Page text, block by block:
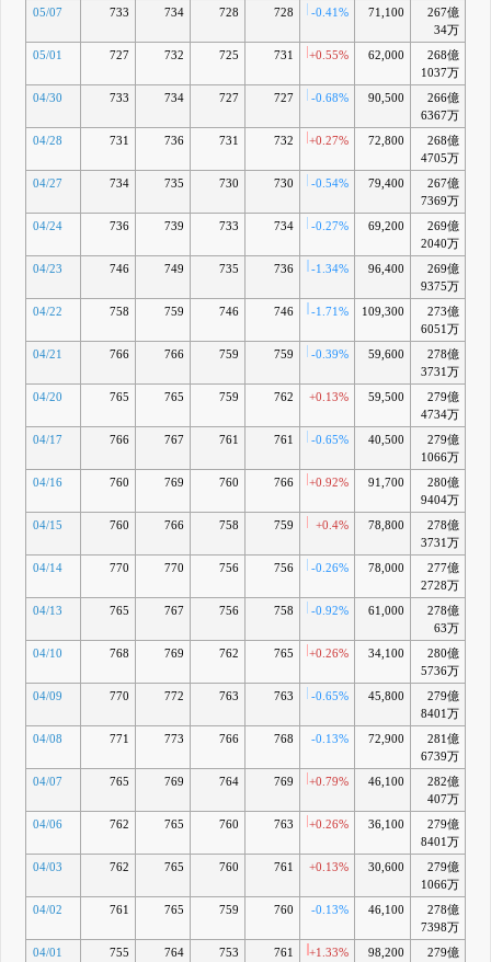
05/07 733 734 728 728 -0.41% 71,100
267億
34万
05/01 727 732 725 731 +0.55% 62,000
268億
1037万
04/30 733 734 727 727 -0.68% 90,500
266億
6367万
04/28 731 736 731 732 +0.27% 72,800
268億
4705万
04/27 734 735 730 730 -0.54% 79,400
267億
7369万
04/24 736 739 733 734 -0.27% 69,200
269億
2040万
04/23 746 749 735 736 -1.34% 96,400
269億
9375万
04/22 758 759 746 746 -1.71% 109,300
273億
6051万
04/21 766 766 759 759 -0.39% 59,600
278億
3731万
04/20 765 765 759 762 +0.13% 59,500
279億
4734万
04/17 766 767 761 761 -0.65% 40,500
279億
1066万
04/16 760 769 760 766 +0.92% 91,700
280億
9404万
04/15 760 766 758 759 +0.4% 78,800
278億
3731万
04/14 770 770 756 756 -0.26% 78,000
277億
2728万
04/13 765 767 756 758 -0.92% 61,000
278億
63万
04/10 768 769 762 765 +0.26% 34,100
280億
5736万
04/09 770 772 763 763 -0.65% 45,800
279億
8401万
04/08 771 773 766 768 -0.13% 72,900
281億
6739万
04/07 765 769 764 769 +0.79% 46,100
282億
407万
04/06 762 765 760 763 +0.26% 36,100
279億
8401万
04/03 762 765 760 761 +0.13% 30,600
279億
1066万
04/02 761 765 759 760 -0.13% 46,100
278億
7398万
04/01 755 764 753 761 +1.33% 98,200
279億